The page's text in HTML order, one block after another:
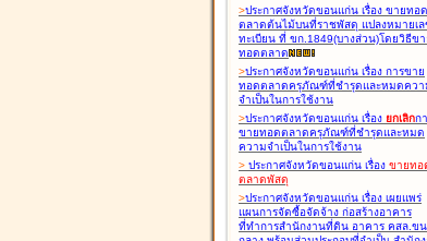
>ประกาศจังหวัดขอนแก่น เรื่อง ขายทอด
ตลาดต้นไม้บนที่ราชพัสดุ แปลงหมายเล
ทะเบียน ที่ ขก.1849(บางส่วน)โดยวิธีขา
ทอดตลาด
>ประกาศจังหวัดขอนแก่น เรื่อง การขาย
ทอดตลาดครุภัณฑ์ที่ชำรุดและหมดควา
จำเป็นในการใช้งาน
>ประกาศจังหวัดขอนแก่น เรื่อง ยกเลิกก
ขายทอดตลาดครุภัณฑ์ที่ชำรุดและหมด
ความจำเป็นในการใช้งาน
> ประกาศจังหวัดขอนแก่น เรื่อง ขายทอ
ตลาดพัสดุ
>ประกาศจังหวัดขอนแก่น เรื่อง เผยแพร่
แผนการจัดซื้อจัดจ้าง ก่อสร้างอาคาร
ที่ทำการสำนักงานที่ดิน อาคาร คสล.ข